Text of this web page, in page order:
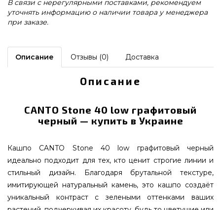
В связи с нерегулярными поставками, рекомендуем
уточнять информацию о наличии товара у менеджера
при заказе.
Описание Отзывы (0) Доставка
Описание
CANTO Stone 40 low графитовый
черный — купить в Украине
Кашпо CANTO Stone 40 low графитовый черный
идеально подходит для тех, кто ценит строгие линии и
стильный дизайн. Благодаря брутальной текстуре,
имитирующей натуральный камень, это кашпо создаёт
уникальный контраст с зелеными оттенками ваших